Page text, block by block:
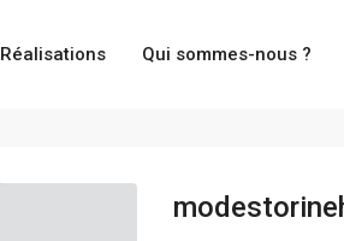
Réalisations Qui sommes-nous ?